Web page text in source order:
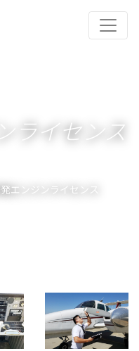
ライセンス
発エンジンライセンス